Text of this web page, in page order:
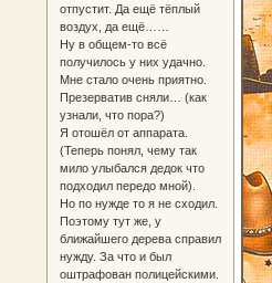
отпустит. Да ещё тёплый
воздух, да ещё……
Ну в общем-то всё
получилось у них удачно.
Мне стало очень приятно.
Презерватив сняли… (как
узнали, что пора?)
Я отошёл от аппарата.
(Теперь понял, чему так
мило улыбался дедок что
подходил передо мной).
Но по нужде то я не сходил.
Поэтому тут же, у
ближайшего дерева справил
нужду. За что и был
оштрафован полицейскими.